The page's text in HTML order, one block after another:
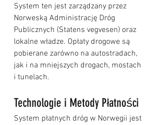
System ten jest zarządzany przez
Norweską Administrację Dróg
Publicznych (Statens vegvesen) oraz
lokalne władze. Opłaty drogowe są
pobierane zarówno na autostradach,
jak i na mniejszych drogach, mostach
i tunelach.
Technologie i Metody Płatności
System płatnych dróg w Norwegii jest